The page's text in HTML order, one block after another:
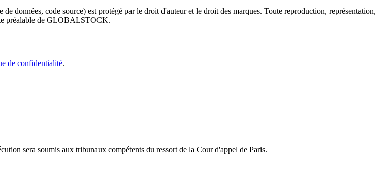
données, code source) est protégé par le droit d'auteur et le droit des marques. Toute reproduction, représentation,
préalable de GLOBALSTOCK.
de confidentialité.
sera soumis aux tribunaux compétents du ressort de la Cour d'appel de Paris.